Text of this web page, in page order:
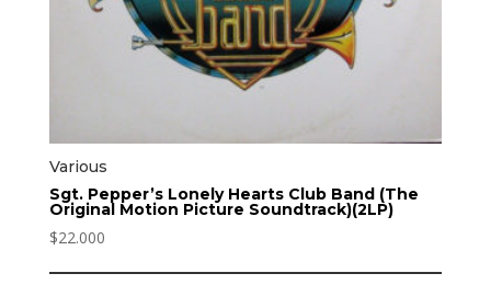
Various
Sgt. Pepper’s Lonely Hearts Club Band (The
Original Motion Picture Soundtrack)(2LP)
$22.000